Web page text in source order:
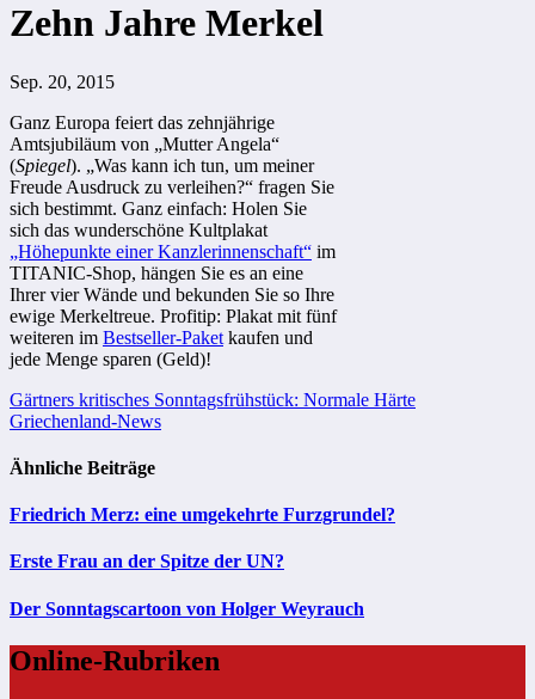
Zehn Jahre Merkel
Sep. 20, 2015
Ganz Europa feiert das zehnjährige
Amtsjubiläum von „Mutter Angela“
(Spiegel). „Was kann ich tun, um meiner
Freude Ausdruck zu verleihen?“ fragen Sie
sich bestimmt. Ganz einfach: Holen Sie
sich das wunderschöne Kultplakat
„Höhepunkte einer Kanzlerinnenschaft“ im
TITANIC-Shop, hängen Sie es an eine
Ihrer vier Wände und bekunden Sie so Ihre
ewige Merkeltreue. Profitip: Plakat mit fünf
weiteren im Bestseller-Paket kaufen und
jede Menge sparen (Geld)!
Beitragsnavigation
Gärtners kritisches Sonntagsfrühstück: Normale Härte
Griechenland-News
Ähnliche Beiträge
Friedrich Merz: eine umgekehrte Furzgrundel?
Erste Frau an der Spitze der UN?
Der Sonntagscartoon von Holger Weyrauch
Online-Rubriken